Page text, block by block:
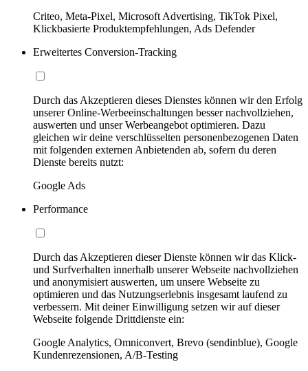
Criteo, Meta-Pixel, Microsoft Advertising, TikTok Pixel,
Klickbasierte Produktempfehlungen, Ads Defender
Erweitertes Conversion-Tracking
Durch das Akzeptieren dieses Dienstes können wir den Erfolg
unserer Online-Werbeeinschaltungen besser nachvollziehen,
auswerten und unser Werbeangebot optimieren. Dazu
gleichen wir deine verschlüsselten personenbezogenen Daten
mit folgenden externen Anbietenden ab, sofern du deren
Dienste bereits nutzt:
Google Ads
Performance
Durch das Akzeptieren dieser Dienste können wir das Klick-
und Surfverhalten innerhalb unserer Webseite nachvollziehen
und anonymisiert auswerten, um unsere Webseite zu
optimieren und das Nutzungserlebnis insgesamt laufend zu
verbessern. Mit deiner Einwilligung setzen wir auf dieser
Webseite folgende Drittdienste ein:
Google Analytics, Omniconvert, Brevo (sendinblue), Google
Kundenrezensionen, A/B-Testing